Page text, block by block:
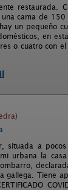
restaurada.
cama de
un pequeño
en
o cuatro con
situada a
urbana la
gallega. Tiene